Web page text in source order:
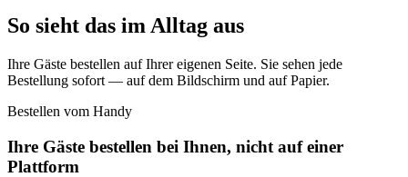
So sieht das im Alltag aus
Ihre Gäste bestellen auf Ihrer eigenen Seite. Sie sehen jede
Bestellung sofort — auf dem Bildschirm und auf Papier.
Bestellen vom Handy
Ihre Gäste bestellen bei Ihnen, nicht auf einer
Plattform